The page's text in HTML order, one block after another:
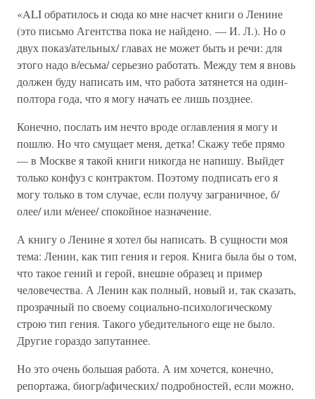
«ALI обратилось и сюда ко мне насчет книги о Ленине
(это письмо Агентства пока не найдено. — И. Л.). Но о
двух показ/ательных/ главах не может быть и речи: для
этого надо в/есьма/ серьезно работать. Между тем я вновь
должен буду написать им, что работа затянется на один-
полтора года, что я могу начать ее лишь позднее.
Конечно, послать им нечто вроде оглавления я могу и
пошлю. Но что смущает меня, детка! Скажу тебе прямо
— в Москве я такой книги никогда не напишу. Выйдет
только конфуз с контрактом. Поэтому подписать его я
могу только в том случае, если получу заграничное, б/
олее/ или м/енее/ спокойное назначение.
А книгу о Ленине я хотел бы написать. В сущности моя
тема: Ленин, как тип гения и героя. Книга была бы о том,
что такое гений и герой, внешне образец и пример
человечества. А Ленин как полный, новый и, так сказать,
прозрачный по своему социально-психологическому
строю тип гения. Такого убедительного еще не было.
Другие гораздо запутаннее.
Но это очень большая работа. А им хочется, конечно,
репортажа, биогр/афических/ подробностей, если можно,